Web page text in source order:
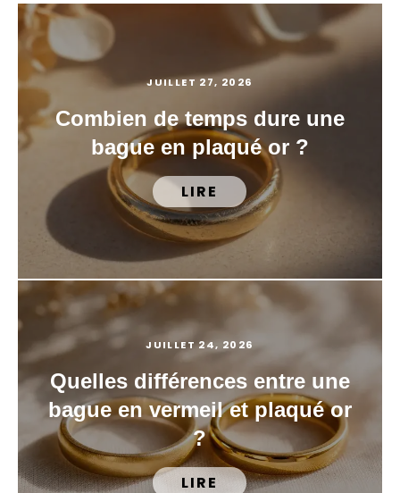
JUILLET 27, 2026
Combien de temps dure une
bague en plaqué or ?
LIRE
JUILLET 24, 2026
Quelles différences entre une
bague en vermeil et plaqué or
?
LIRE